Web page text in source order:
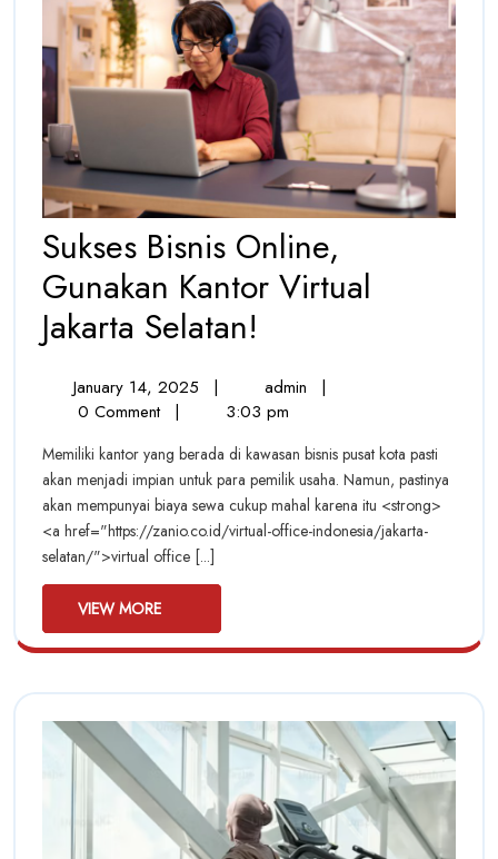
Sukses Bisnis Online,
Gunakan Kantor Virtual
Jakarta Selatan!
Online,
Gunakan
Kantor
Virtual
January 14, 2025
January
| admin
Sukses
Gunakan
Kantor
Virtual
Jakarta
|
0 Comment | 3:03 pm
Memiliki kantor yang berada di kawasan bisnis pusat kota pasti
akan menjadi impian untuk para pemilik usaha. Namun, pastinya
akan mempunyai biaya sewa cukup mahal karena itu <strong>
<a href="https://zanio.co.id/virtual-office-indonesia/jakarta-
selatan/">virtual office [...]
VIEW MORE
MORE